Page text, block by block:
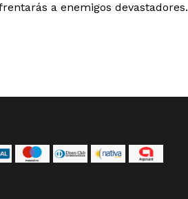
a enemigos devastadores.